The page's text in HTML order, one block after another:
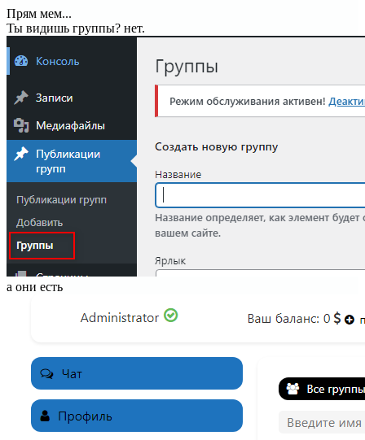
Прям мем...
Ты видишь группы? нет.
а они есть